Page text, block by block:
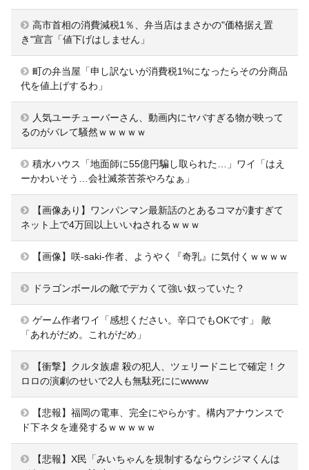
高市首相の消費減税1％、弁当店はまさかの"価格据え置
き"宣言「値下げはしません」
町の弁当屋「申し訳ないが消費税1%になったらその分商品
代を値上げするわ」
人気ユーチューバーさん、動画内にヤバすぎる物が映って
るのがバレて騒然ｗｗｗｗｗ
積水ハウス「地面師に55億円騙し取られた…」ワイ「はえ
ーかわいそう…会社滅茶苦茶やろなぁ」
【画像あり】ワンパンマン最新話のとあるコマが凄すぎて
ネット上で4万回以上いいねされるｗｗｗ
【画像】咲-saki-作者、ようやく『奇乳』に気付くｗｗｗｗ
ドラゴンボールの敵でデカくて強い奴っていた？
ゲーム作者ワイ「感想ください。辛口でもOKです」 敵
「あれがだめ。これがだめ」
【衝撃】クルタ族虐 殺の犯人、ツェリードニヒで確定！ク
ロロの演劇のせいで2人も無駄死ににwwww
【悲報】福岡の電車、完全にやらかす。構内アナウンスで
ド下ネタを連発するｗｗｗｗｗ
【悲報】X民「みいちゃんを規制するならウシジマくんは